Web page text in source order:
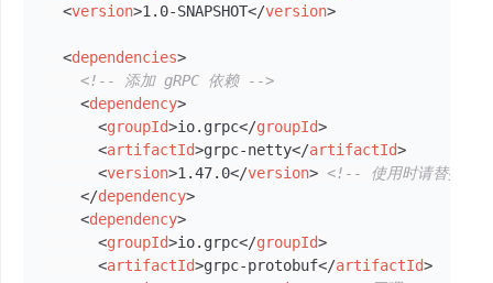
<version>1.0-SNAPSHOT</version>
<dependencies>
<!-- 添加 gRPC 依赖 -->
<dependency>
<groupId>io.grpc</groupId>
<artifactId>grpc-netty</artifactId>
<version>1.47.0</version> <!-- 使用时请替换为
</dependency>
<dependency>
<groupId>io.grpc</groupId>
<artifactId>grpc-protobuf</artifactId>